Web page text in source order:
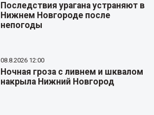
Последствия урагана устраняют в
Нижнем Новгороде после
непогоды
08.8.2026 12:00
Ночная гроза с ливнем и шквалом
накрыла Нижний Новгород